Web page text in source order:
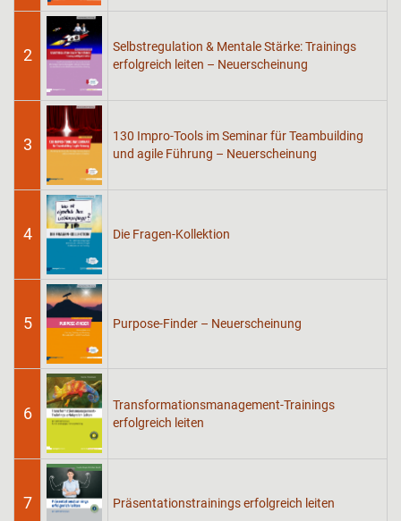
2
Selbstregulation & Mentale Stärke: Trainings
erfolgreich leiten – Neuerscheinung
3
130 Impro-Tools im Seminar für Teambuilding
und agile Führung – Neuerscheinung
4 Die Fragen-Kollektion
5 Purpose-Finder – Neuerscheinung
6
Transformationsmanagement-Trainings
erfolgreich leiten
7 Präsentationstrainings erfolgreich leiten